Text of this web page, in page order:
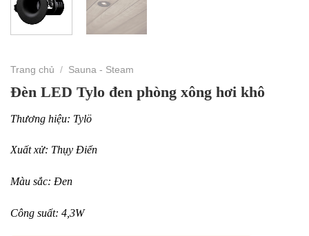
Trang chủ / Sauna - Steam
Đèn LED Tylo đen phòng xông hơi khô
Thương hiệu: Tylö
Xuất xử: Thụy Điển
Màu sắc: Đen
Công suất: 4,3W